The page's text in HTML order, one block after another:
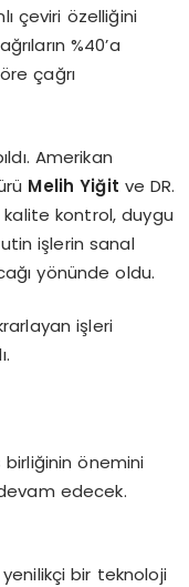
çeviri özelliğini
%40’a
çağrı
Amerikan
Melih Yiğit ve DR.
kalite kontrol, duygu
işlerin sanal
yönünde oldu.
işleri
önemini
edecek.
bir teknoloji